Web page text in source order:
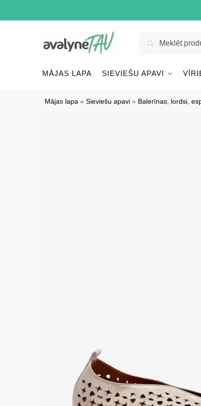
Meklēt
MĀJAS LAPA SIEVIEŠU APAVI
Mājas lapa »Sieviešu apavi » Balerīnas, lordsi,